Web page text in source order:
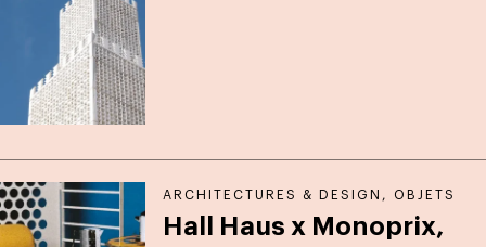
ARCHITECTURES & DESIGN ,OBJETS
Hall Haus x Monoprix,